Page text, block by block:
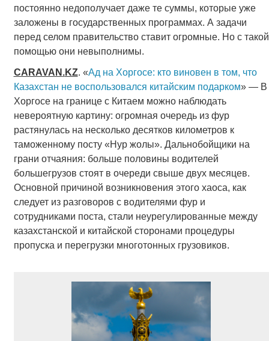
постоянно недополучает даже те суммы, которые уже
заложены в государственных программах. А задачи
перед селом правительство ставит огромные. Но с такой
помощью они невыполнимы.
CARAVAN .KZ. «Ад на Хоргосе: кто виновен в том, что
Казахстан не воспользовался китайским подарком» — В
Хоргосе на границе с Китаем можно наблюдать
невероятную картину: огромная очередь из фур
растянулась на несколько десятков километров к
таможенному посту «Нур жолы». Дальнобойщики на
грани отчаяния: больше половины водителей
большегрузов стоят в очереди свыше двух месяцев.
Основной причиной возникновения этого хаоса, как
следует из разговоров с водителями фур и
сотрудниками поста, стали неурегулированные между
казахстанской и китайской сторонами процедуры
пропуска и перегрузки многотонных грузовиков.